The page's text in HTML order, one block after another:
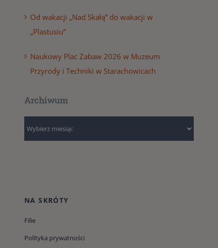
Od wakacji „Nad Skałą” do wakacji w
„Plastusiu”
Naukowy Plac Zabaw 2026 w Muzeum
Przyrody i Techniki w Starachowicach
Archiwum
NA SKRÓTY
Filie
Polityka prywatności